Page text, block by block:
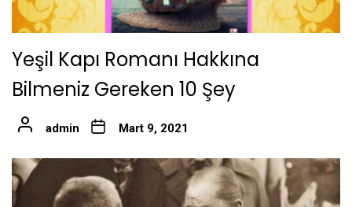
Yeşil Kapı Romanı Hakkına
Bilmeniz Gereken 10 Şey
admin Mart 9, 2021